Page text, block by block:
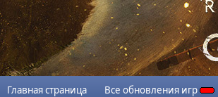
Главная страница Все обновления игр